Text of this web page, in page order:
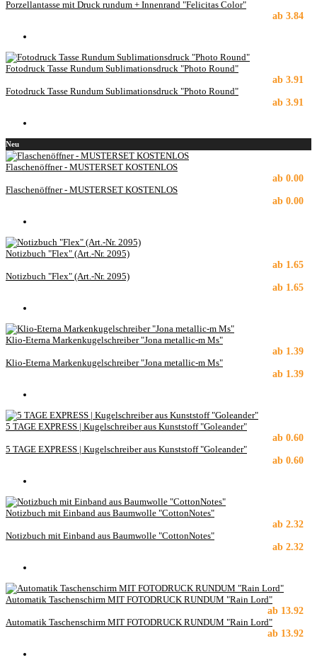
Porzellantasse mit Druck rundum + Innenrand "Felicitas Color"
ab 3.84
Fotodruck Tasse Rundum Sublimationsdruck "Photo Round"
ab 3.91
Fotodruck Tasse Rundum Sublimationsdruck "Photo Round"
ab 3.91
Neu
Flaschenöffner - MUSTERSET KOSTENLOS
ab 0.00
Flaschenöffner - MUSTERSET KOSTENLOS
ab 0.00
Notizbuch "Flex" (Art.-Nr. 2095)
ab 1.65
Notizbuch "Flex" (Art.-Nr. 2095)
ab 1.65
Klio-Eterna Markenkugelschreiber "Jona metallic-m Ms"
ab 1.39
Klio-Eterna Markenkugelschreiber "Jona metallic-m Ms"
ab 1.39
5 TAGE EXPRESS | Kugelschreiber aus Kunststoff "Goleander"
ab 0.60
5 TAGE EXPRESS | Kugelschreiber aus Kunststoff "Goleander"
ab 0.60
Notizbuch mit Einband aus Baumwolle "CottonNotes"
ab 2.32
Notizbuch mit Einband aus Baumwolle "CottonNotes"
ab 2.32
Automatik Taschenschirm MIT FOTODRUCK RUNDUM "Rain Lord"
ab 13.92
Automatik Taschenschirm MIT FOTODRUCK RUNDUM "Rain Lord"
ab 13.92